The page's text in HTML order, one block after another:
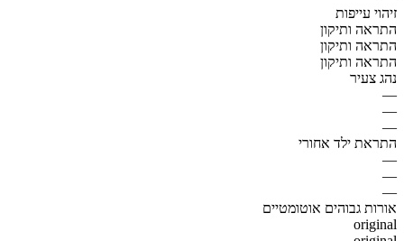
זיהוי עייפות
התראה ותיקון
התראה ותיקון
התראה ותיקון
נהג צעיר
—
—
—
התראת ילד אחורי
—
—
—
אורות גבוהים אוטומטיים
original